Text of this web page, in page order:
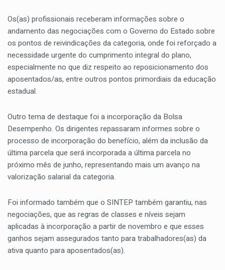
Os(as) profissionais receberam informações sobre o
andamento das negociações com o Governo do Estado sobre
os pontos de reivindicações da categoria, onde foi reforçado a
necessidade urgente do cumprimento integral do plano,
especialmente no que diz respeito ao reposicionamento dos
aposentados/as, entre outros pontos primordiais da educação
estadual.
Outro tema de destaque foi a incorporação da Bolsa
Desempenho. Os dirigentes repassaram informes sobre o
processo de incorporação do benefício, além da inclusão da
última parcela que será incorporada a última parcela no
próximo mês de junho, representando mais um avanço na
valorização salarial da categoria.
Foi informado também que o SINTEP também garantiu, nas
negociações, que as regras de classes e níveis sejam
aplicadas à incorporação a partir de novembro e que esses
ganhos sejam assegurados tanto para trabalhadores(as) da
ativa quanto para aposentados(as).